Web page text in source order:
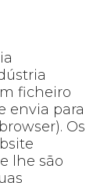
ficheiro
envia para
Os
lhe são